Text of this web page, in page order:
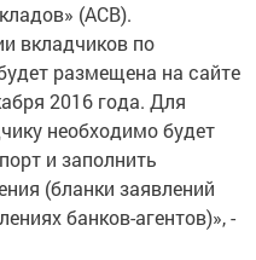
(АСВ).
вкладчиков по
размещена на сайте
2016 года. Для
необходимо будет
и заполнить
(бланки заявлений
банков-агентов)», -